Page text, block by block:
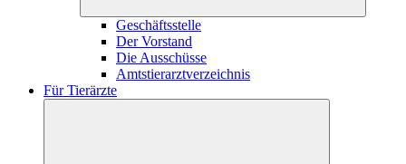
Geschäftsstelle
Der Vorstand
Die Ausschüsse
Amtstierarztverzeichnis
Für Tierärzte